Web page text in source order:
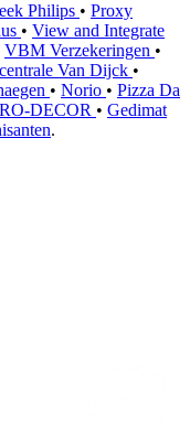
Philips • Proxy
• View and Integrate
VBM Verzekeringen •
Van Dijck •
• Norio • Pizza Da
DECOR • Gedimat
.